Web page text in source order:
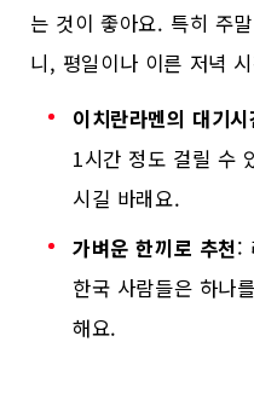
는 것이 좋아요. 특히 주
니, 평일이나 이른 저녁
이치란라멘의 대기시
1시간 정도 걸릴 수
시길 바래요.
가벼운 한끼로 추천:
한국 사람들은 하나
해요.